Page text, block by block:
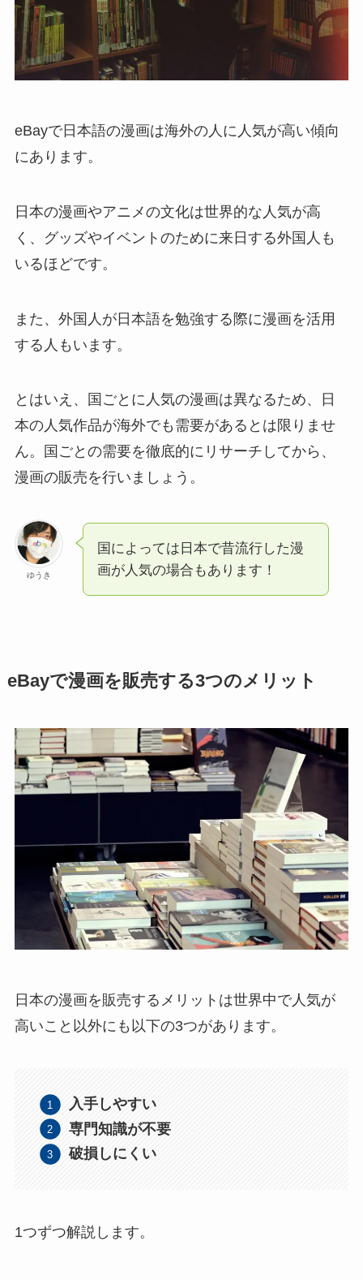
eBayで日本語の漫画は海外の人に人気が高い傾向
にあります。
日本の漫画やアニメの文化は世界的な人気が高
く、グッズやイベントのために来日する外国人も
いるほどです。
また、外国人が日本語を勉強する際に漫画を活用
する人もいます。
とはいえ、国ごとに人気の漫画は異なるため、日
本の人気作品が海外でも需要があるとは限りませ
ん。国ごとの需要を徹底的にリサーチしてから、
漫画の販売を行いましょう。
ゆうき
国によっては日本で昔流行した漫
画が人気の場合もあります！
eBayで漫画を販売する3つのメリット
日本の漫画を販売するメリットは世界中で人気が
高いこと以外にも以下の3つがあります。
入手しやすい
専門知識が不要
破損しにくい
1つずつ解説します。